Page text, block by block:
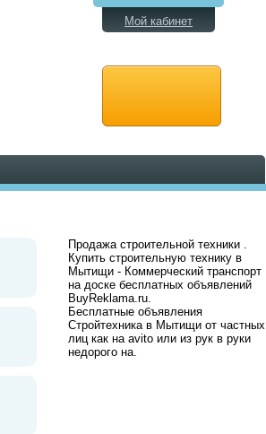
Мой кабинет
Продажа строительной техники .
Купить строительную технику в
Мытищи - Коммерческий транспорт
на доске бесплатных объявлений
BuyReklama.ru.
Бесплатные объявления
Стройтехника в Мытищи от частных
лиц как на avito или из рук в руки
недорого на.